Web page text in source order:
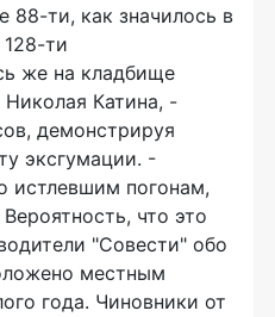
88-ти, как значилось в
ти
же на кладбище
Катина, -
демонстрируя
эксгумации. -
истлевшим погонам,
что это
"Совести" обо
местным
года. Чиновники от